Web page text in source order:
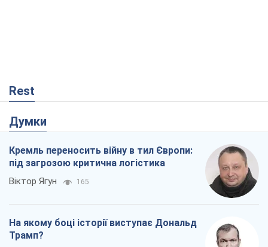
Rest
Думки
Кремль переносить війну в тил Європи:
під загрозою критична логістика
Віктор Ягун 165
На якому боці історії виступає Дональд
Трамп?